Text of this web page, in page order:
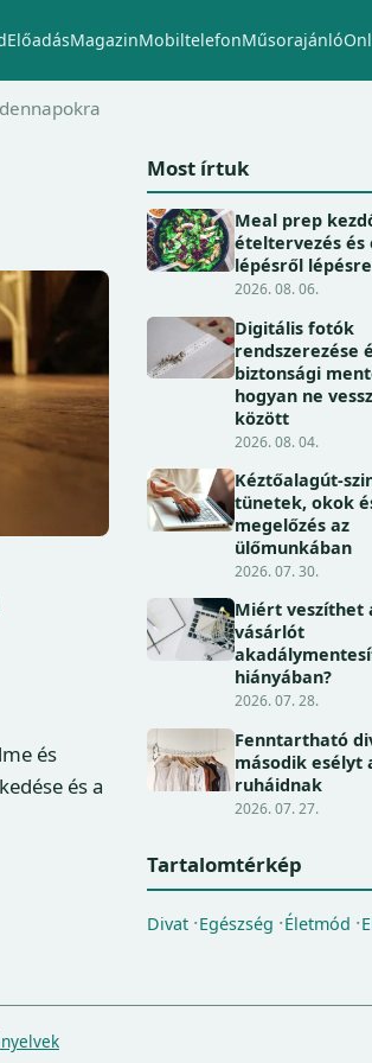
ElőadásMagazinMobiltelefonMűsorajánló
és
és a
Most írtuk
Meal prep
ételtervezés és
lépésről lépésre
2026. 08. 06.
Digitális fotók
rendszerezése
biztonsági
hogyan ne
között
2026. 08. 04.
Kéztőalagút-
tünetek, okok
megelőzés az
ülőmunkában
2026. 07. 30.
Miért veszíthet
vásárlót
hiányában?
2026. 07. 28.
Fenntartható
második esélyt
ruháidnak
2026. 07. 27.
Tartalomtérkép
Divat Egészség Életmód